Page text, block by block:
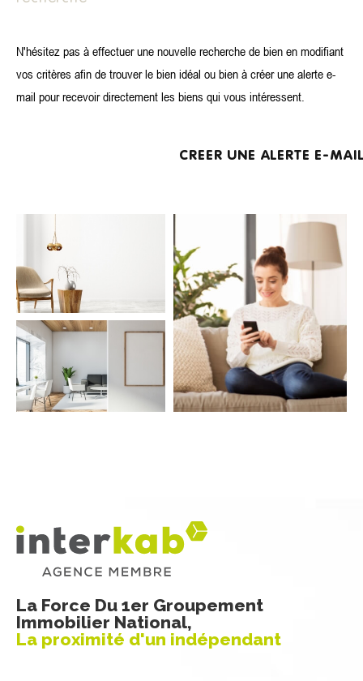
N'hésitez pas à effectuer une nouvelle recherche de bien en modifiant
vos critères afin de trouver le bien idéal ou bien à créer une alerte e-
mail pour recevoir directement les biens qui vous intéressent.
CREER UNE ALERTE E-
La Force Du 1er Groupement
Immobilier National,
La proximité d'un indépendant
Surface
AFFINER LES CRITÈRES
TERRASSE PARKING PISCINE
FILTRER PAR
COUPS DE COEUR EXCLUSIVITÉS NOUVEAUTÉS